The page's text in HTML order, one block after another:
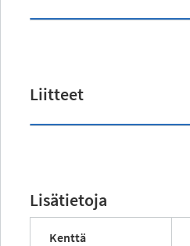
Liitteet
Lisätietoja
Kenttä